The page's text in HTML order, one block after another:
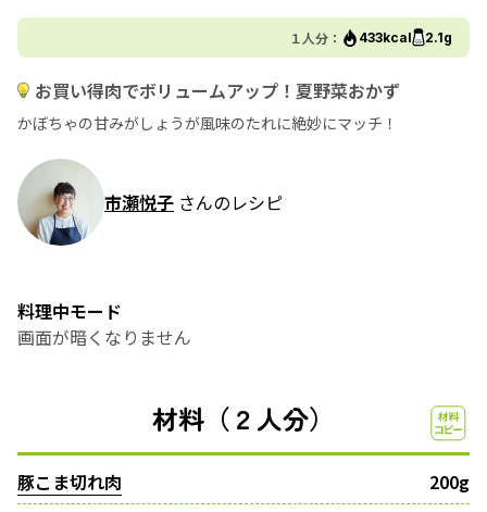
１人分： 433kcal 2.1g
お買い得肉でボリュームアップ！夏野菜おかず
かぼちゃの甘みがしょうが風味のたれに絶妙にマッチ！
市瀬悦子 さんのレシピ
料理中モード
画面が暗くなりません
材料（２人分）
豚こま切れ肉
200g